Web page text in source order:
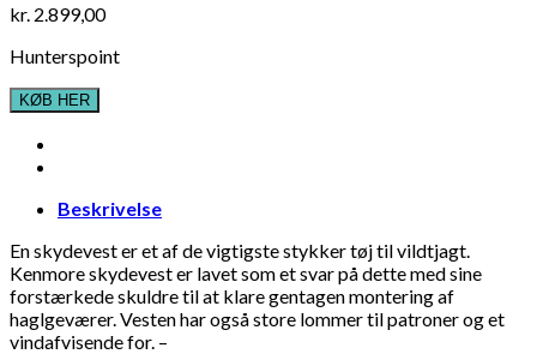
kr. 2.899,00
Hunterspoint
KØB HER
Beskrivelse
En skydevest er et af de vigtigste stykker tøj til vildtjagt.
Kenmore skydevest er lavet som et svar på dette med sine
forstærkede skuldre til at klare gentagen montering af
haglgeværer. Vesten har også store lommer til patroner og et
vindafvisende for. –